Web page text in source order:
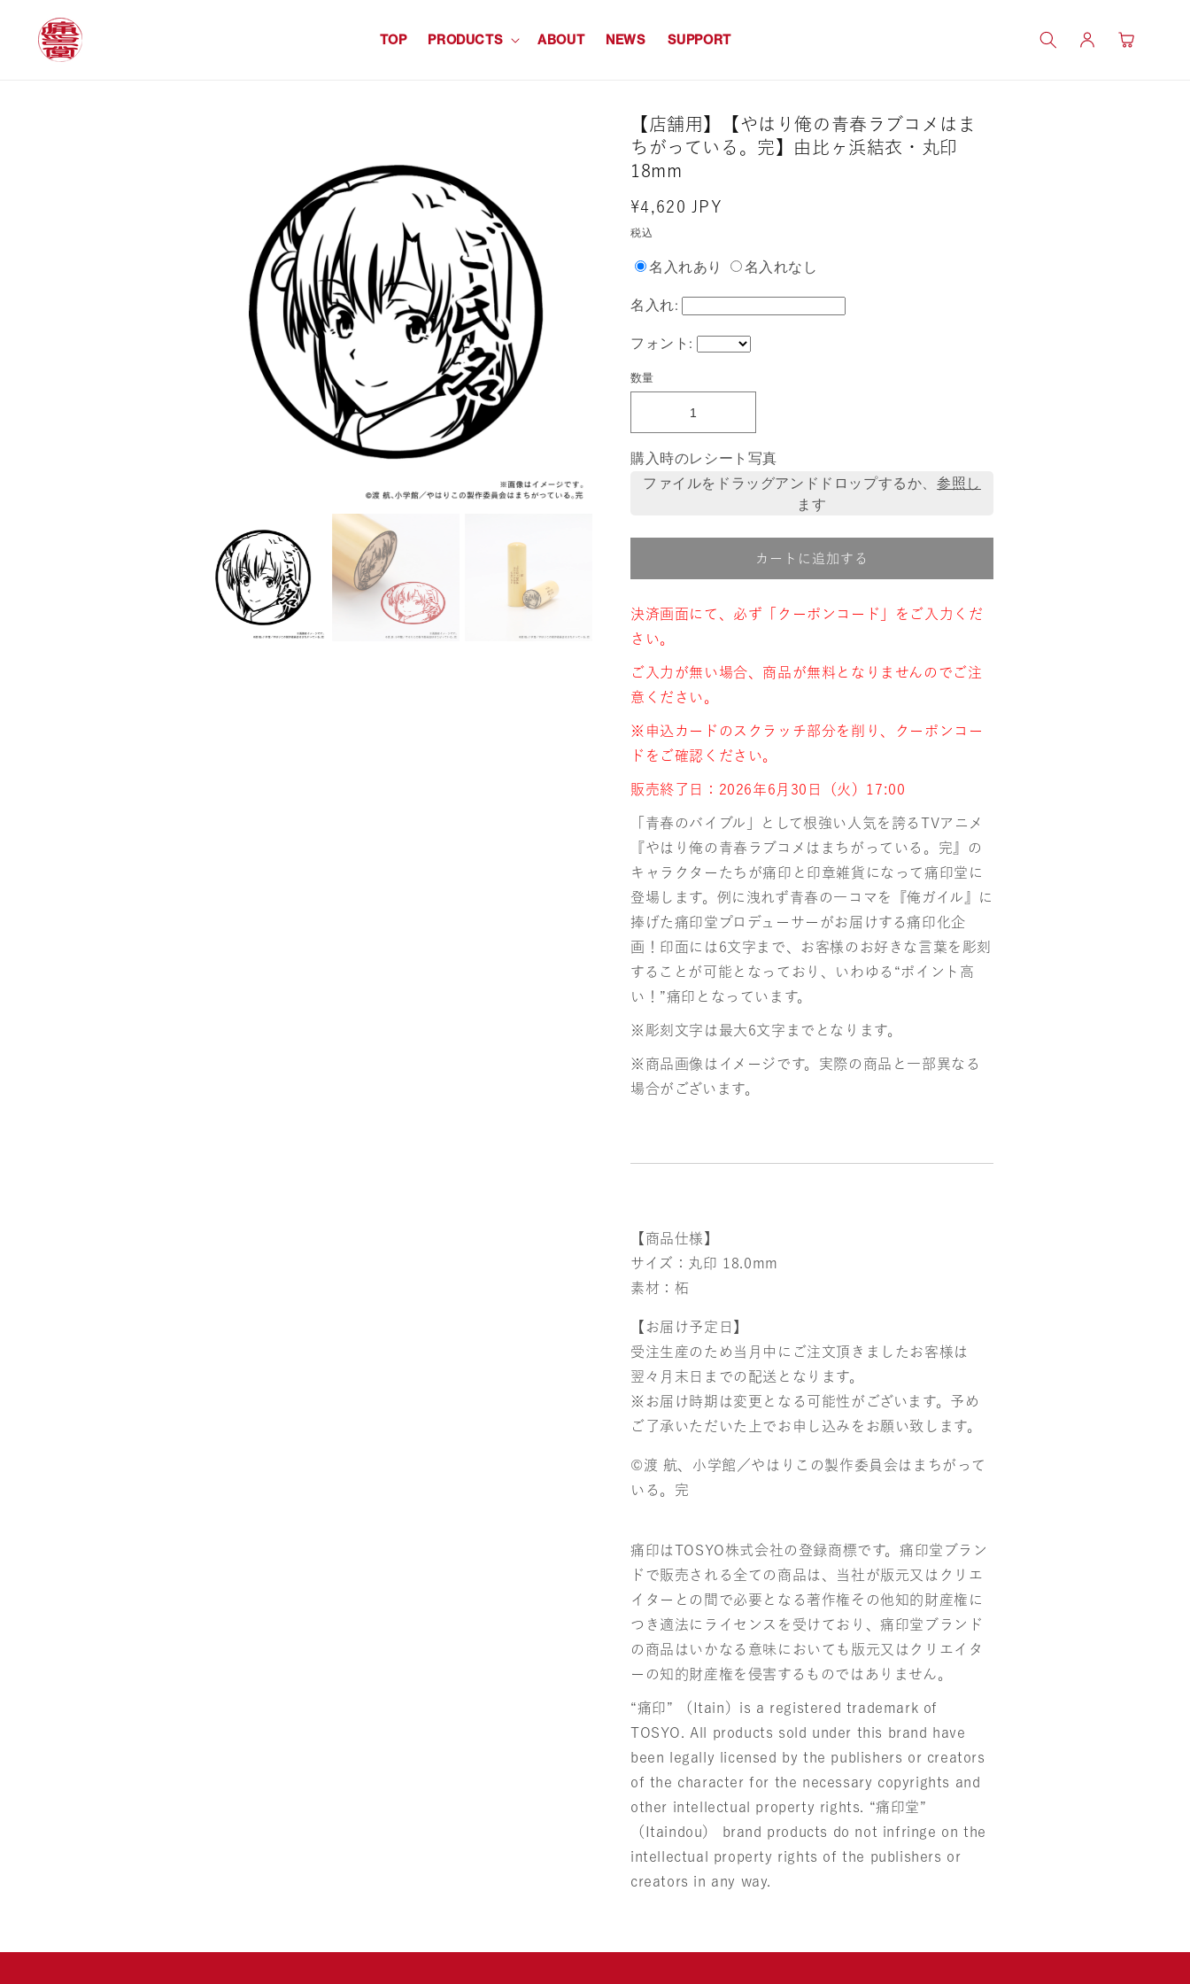
ンツに
進む
TOP PRODUCTS ABOUT NEWS SUPPORT
イ
ー
【店舗用】【やはり俺の青春ラブコメはま
ちがっている。完】由比ヶ浜結衣・丸印
18mm
通
常
¥4,620 JPY
税込
名入れあり 名入れなし
名入れ:
フォント:
数量
購入時のレシート写真
ファイルをドラッグアンドドロップするか、参照し
ます
カートに追加する
決済画面にて、必ず「クーポンコード」をご入力くだ
さい。
ご入力が無い場合、商品が無料となりませんのでご注
意ください。
※申込カードのスクラッチ部分を削り、クーポンコー
ドをご確認ください。
販売終了日：2026年6月30日（火）17:00
「青春のバイブル」として根強い人気を誇るTVアニメ
『やはり俺の青春ラブコメはまちがっている。完』の
キャラクターたちが痛印と印章雑貨になって痛印堂に
登場します。例に洩れず青春の一コマを『俺ガイル』に
捧げた痛印堂プロデューサーがお届けする痛印化企
画！印面には6文字まで、お客様のお好きな言葉を彫刻
することが可能となっており、いわゆる“ポイント高
い！”痛印となっています。
※彫刻文字は最大6文字までとなります。
※商品画像はイメージです。実際の商品と一部異なる
場合がございます。
【商品仕様】
サイズ：丸印 18.0mm
素材：柘
【お届け予定日】
受注生産のため当月中にご注文頂きましたお客様は
翌々月末日までの配送となります。
※お届け時期は変更となる可能性がございます。予め
ご了承いただいた上でお申し込みをお願い致します。
©渡 航、小学館／やはりこの製作委員会はまちがって
いる。完
痛印はTOSYO株式会社の登録商標です。痛印堂ブラン
ドで販売される全ての商品は、当社が版元又はクリエ
イターとの間で必要となる著作権その他知的財産権に
つき適法にライセンスを受けており、痛印堂ブランド
の商品はいかなる意味においても版元又はクリエイタ
ーの知的財産権を侵害するものではありません。
“痛印” （Itain）is a registered trademark of
TOSYO. All products sold under this brand have
been legally licensed by the publishers or creators
of the character for the necessary copyrights and
other intellectual property rights. “痛印堂”
（Itaindou） brand products do not infringe on the
intellectual property rights of the publishers or
creators in any way.